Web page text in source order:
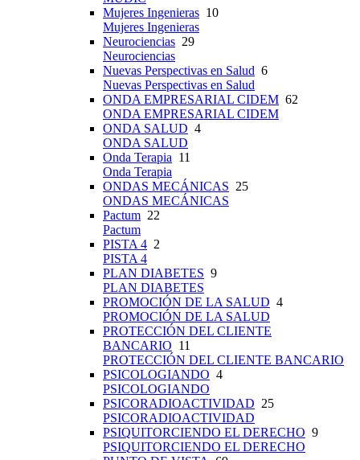
Mujeres Ingenieras 10
Mujeres Ingenieras
Neurociencias 29
Neurociencias
Nuevas Perspectivas en Salud 6
Nuevas Perspectivas en Salud
ONDA EMPRESARIAL CIDEM 62
ONDA EMPRESARIAL CIDEM
ONDA SALUD 4
ONDA SALUD
Onda Terapia 11
Onda Terapia
ONDAS MECÁNICAS 25
ONDAS MECÁNICAS
Pactum 22
Pactum
PISTA 4 2
PISTA 4
PLAN DIABETES 9
PLAN DIABETES
PROMOCIÓN DE LA SALUD 4
PROMOCIÓN DE LA SALUD
PROTECCIÓN DEL CLIENTE
BANCARIO 11
PROTECCIÓN DEL CLIENTE BANCARIO
PSICOLOGIANDO 4
PSICOLOGIANDO
PSICORADIOACTIVIDAD 25
PSICORADIOACTIVIDAD
PSIQUITORCIENDO EL DERECHO 9
PSIQUITORCIENDO EL DERECHO